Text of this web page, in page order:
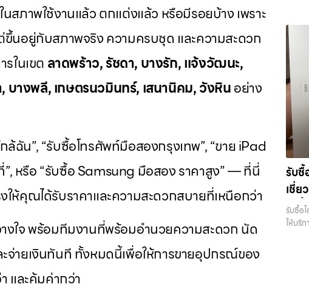
นสภาพใช้งานแล้ว ตกแต่งแล้ว หรือมีรอยบ้าง เพราะ
ขึ้นอยู่กับสภาพจริง ความครบชุด และความสะดวก
ในเขต ลาดพร้าว, รัชดา, บางรัก, แจ้งวัฒนะ,
บางพลี, เกษตรนวมินทร์, เสนานิคม, วังหินอย่าง
ฉัน”, “รับซื้อโทรศัพท์มือสองกรุงเทพ”, “ขาย iPad
”, หรือ “รับซื้อ Samsung มือสอง ราคาสูง” — ที่นี่
ให้คุณได้รับราคาและความสะดวกสบายที่เหนือกว่า
งใจ พร้อมทีมงานที่พร้อมอำนวยความสะดวก นัด
จ่ายเงินทันที ทั้งหมดนี้เพื่อให้การขายอุปกรณ์ของ
และคุ้มค่ากว่า
ไอที ก
วงจร
วงจร
ไอที ไ
ราคา
“รับซื้
นี่คือค
คุณได้
เหนือ
ไว้วา
สะดว
อาชีพ
ขายอุ
รวดเ
เรา ผู้
ถือ
ทุกยี่ห้
เน้น
แจ้งวั
รวมถึ
ต้องก
สภาพ
ทั้งหล
เงินทั
เราค
แบรน
แล้ว
ของ
สภาพ
การขา
ลาดพ
บางแ
บางพ
อย่าง
มือถือ
แท็บเ
ทันที
บางรั
รามอิ
ที่สุด ใ
อุปกร
เวล
ของที่ไ
เกิดขึ้
เปลี่ยน
เงินส
ซื้อไอ
ซื้อโน๊
กรุงเ
จะอยู่โ
งานพร้
เพื่อ
อุปกร
แท็บเ
ลาดพ
วัชรพ
— รับ
ราคาเ
ครอบ
ซื้อมื
ซื้อแท็บ
รวดเ
พื้นที่ใ
ถือแ
ราคา
เหนือ
แพด
ขายมื
สำหรั
รับซื้
เชี่ย
รับ
รับซื้อ
ให้บริ